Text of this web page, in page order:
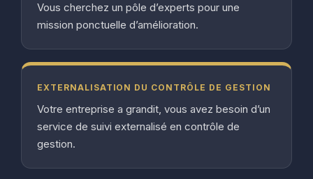
Vous cherchez un pôle d’experts pour une
mission ponctuelle d’amélioration.
EXTERNALISATION DU CONTRÔLE DE GESTION
Votre entreprise a grandit, vous avez besoin d’un
service de suivi externalisé en contrôle de
gestion.